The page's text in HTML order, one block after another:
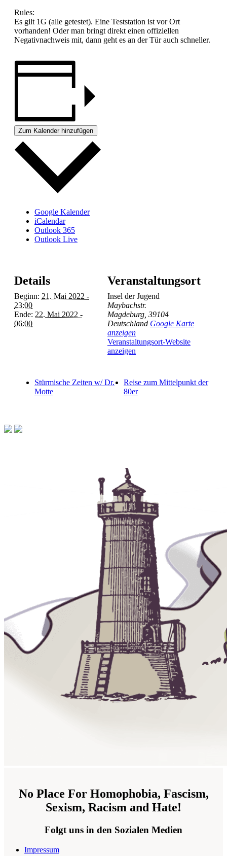
Rules:
Es gilt 1G (alle getestet). Eine Teststation ist vor Ort
vorhanden! Oder man bringt direkt einen offiziellen
Negativnachweis mit, dann geht es an der Tür auch schneller.
Zum Kalender hinzufügen
Google Kalender
iCalendar
Outlook 365
Outlook Live
Details
Beginn: 21. Mai 2022 -
23:00
Ende: 22. Mai 2022 -
06:00
Veranstaltungsort
Insel der Jugend
Maybachstr.
Magdeburg, 39104
Deutschland Google Karte
anzeigen
Veranstaltungsort-Website
anzeigen
Stürmische Zeiten w/ Dr.
Motte
Reise zum Mittelpunkt der
80er
No Place For Homophobia, Fascism,
Sexism, Racism and Hate!
Folgt uns in den Sozialen Medien
Impressum